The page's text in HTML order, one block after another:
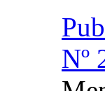
Nº